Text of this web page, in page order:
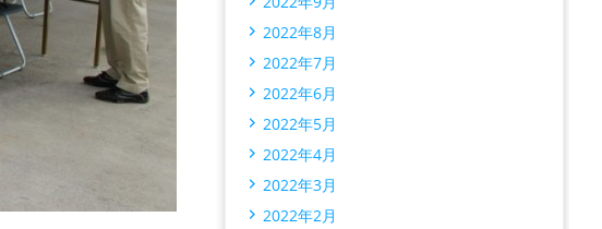
2022年8月
2022年7月
2022年6月
2022年5月
2022年4月
2022年3月
2022年2月